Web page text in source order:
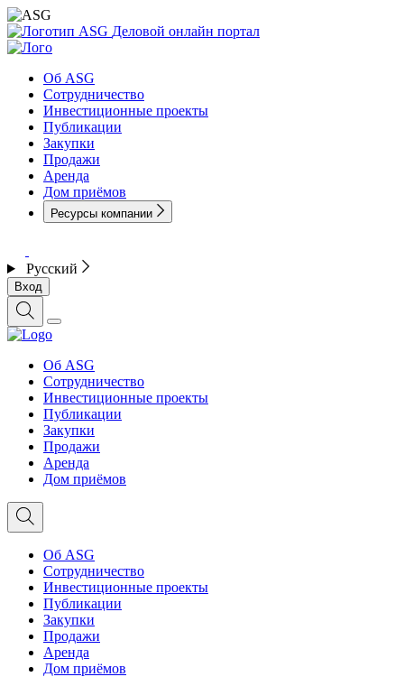
Деловой онлайн портал
Об ASG
Сотрудничество
Инвестиционные проекты
Публикации
Закупки
Продажи
Аренда
Дом приёмов
Ресурсы компании
Русский
Вход
Об ASG
Сотрудничество
Инвестиционные проекты
Публикации
Закупки
Продажи
Аренда
Дом приёмов
Об ASG
Сотрудничество
Инвестиционные проекты
Публикации
Закупки
Продажи
Аренда
Дом приёмов